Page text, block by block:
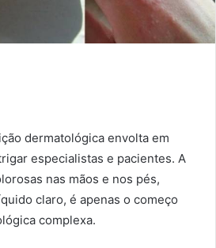
dermatológica envolta em
especialistas e pacientes. A
nas mãos e nos pés,
claro, é apenas o começo
complexa.